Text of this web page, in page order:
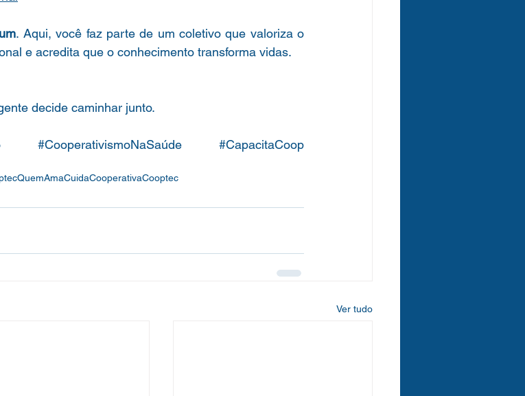
. Aqui, você faz parte de um coletivo que valoriza o
e acredita que o conhecimento transforma vidas.
decide caminhar junto.
#CooperativismoNaSaúde
#CapacitaCoop
CooperativaCooptec
Ver tudo